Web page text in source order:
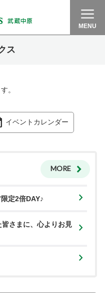
MENU
ス
。
イベントカレンダー
MORE
定2倍DAY♪
さまに、心よりお見